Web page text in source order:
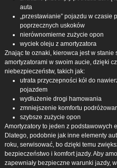
auta
„przestawianie” pojazdu w czasie
poprzecznych uskoków
nierównomierne zużycie opon
wyciek oleju z amortyzatora
Znając te oznaki, kierowca jest w
amortyzatorami w swoim aucie, dzięki
niebezpieczeństw, takich jak:
utrata przyczepności kół do
pojazdem
wydłużenie drogi hamowania
zmniejszenie komfortu
szybsze zużycie opon
Amortyzatory to jeden z podstawowych
Dlatego, podobnie jak inne elementy
roku, serwisować, bo dzięki temu
bezpieczeństwo i komfort jazdy. Aby
zapewniały bezpieczne warunki jazdy,